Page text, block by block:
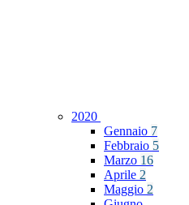
2020
Gennaio 7
Febbraio 5
Marzo 16
Aprile 2
Maggio 2